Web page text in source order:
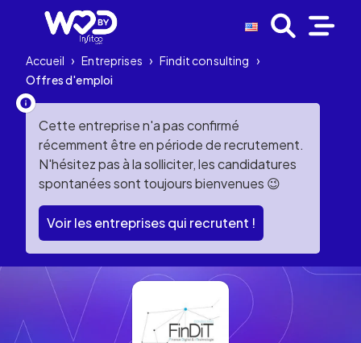
Accueil › Entreprises › Findit consulting ›
Offres d'emploi
Cette entreprise n'a pas confirmé
récemment être en période de recrutement.
N'hésitez pas à la solliciter, les candidatures
spontanées sont toujours bienvenues 😉
Voir les entreprises qui recrutent !